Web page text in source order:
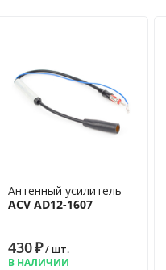
радио
Антенный усилитель
ACV AD12-1607
430₽/ шт.
В НАЛИЧИИ